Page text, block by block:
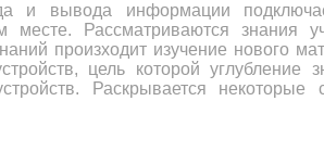
и вывода информации
Рассматриваются знания
произходит изучение нового
цель которой углубление
Раскрывается некоторые